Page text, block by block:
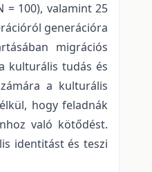
= 100), valamint 25
generációra
migrációs
kulturális tudás és
a kulturális
hogy feladnák
való kötődést.
identitást és teszi